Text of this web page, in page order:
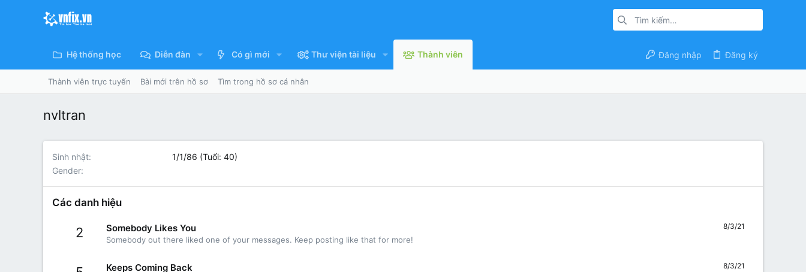
Hệ thống học Diễn đàn Có gì mới Thư viện tài liệu Thành viên Đăng nhập Đăng ký
Thành viên trực tuyến Bài mới trên hồ sơ Tìm trong hồ sơ cá nhân
nvltran
Sinh nhật
1/1/86 (Tuổi: 40)
Gender
Các danh hiệu
2 8/3/21
Somebody Likes You
Somebody out there liked one of your messages. Keep posting like that for more!
8/3/21
Keeps Coming Back